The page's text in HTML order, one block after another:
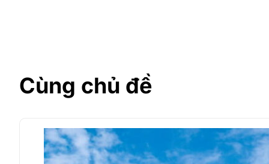
Cùng chủ đề